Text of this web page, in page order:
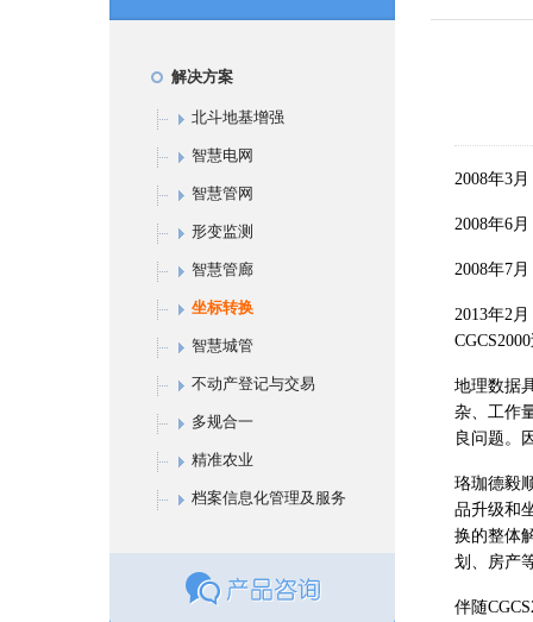
解决方案
北斗地基增强
智慧电网
智慧管网
形变监测
智慧管廊
坐标转换
智慧城管
不动产登记与交易
多规合一
精准农业
档案信息化管理及服务
2008年3
2008年6
2008年7
2013年2
CGCS2000
地理数据
杂、工作
良问题。
珞珈德毅
品升级和
换的整体
划、房产
伴随